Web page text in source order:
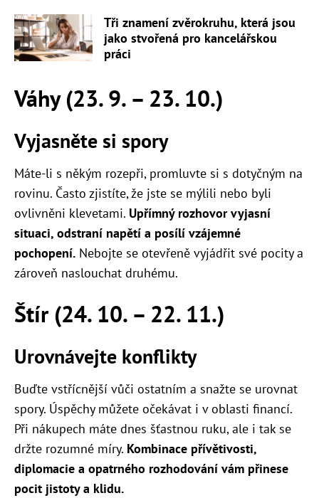
Tři znamení zvěrokruhu, která jsou
jako stvořená pro kancelářskou
práci
Váhy (23. 9. – 23. 10.)
Vyjasněte si spory
Máte-li s někým rozepři, promluvte si s dotyčným na
rovinu. Často zjistíte, že jste se mýlili nebo byli
ovlivněni klevetami. Upřímný rozhovor vyjasní
situaci, odstraní napětí a posílí vzájemné
pochopení. Nebojte se otevřeně vyjádřit své pocity a
zároveň naslouchat druhému.
Štír (24. 10. – 22. 11.)
Urovnávejte konflikty
Buďte vstřícnější vůči ostatním a snažte se urovnat
spory. Úspěchy můžete očekávat i v oblasti financí.
Při nákupech máte dnes šťastnou ruku, ale i tak se
držte rozumné míry. Kombinace přívětivosti,
diplomacie a opatrného rozhodování vám přinese
pocit jistoty a klidu.